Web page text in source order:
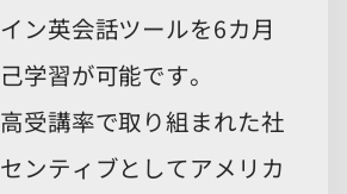
ン英会話ツールを6カ月
学習が可能です。
受講率で取り組まれた社
ンティブとしてアメリカ